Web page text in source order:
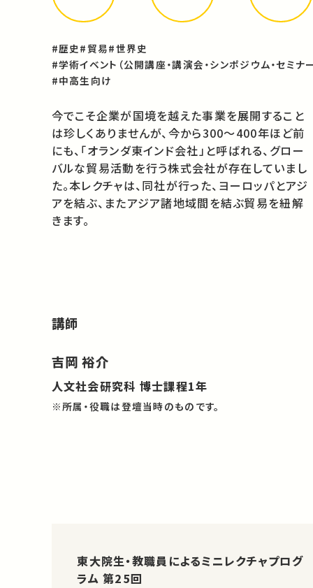
#歴史#貿易#世界史
#学術イベント（公開講座・講演会・シンポジウム・セミナ
#中高生向け
今でこそ企業が国境を越えた事業を展開すること
は珍しくありませんが、今から300～400年ほど前
にも、「オランダ東インド会社」と呼ばれる、グロー
バルな貿易活動を行う株式会社が存在していまし
た。本レクチャは、同社が行った、ヨーロッパとアジ
アを結ぶ、またアジア諸地域間を結ぶ貿易を紐解
きます。
講師
吉岡 裕介
人文社会研究科 博士課程1年
※所属・役職は登壇当時のものです。
東大院生・教職員によるミニレクチャプログ
ラム 第25回